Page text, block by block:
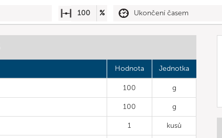
100 % Ukončení časem
Hodnota Jednotka
100 g
100 g
1 kusů